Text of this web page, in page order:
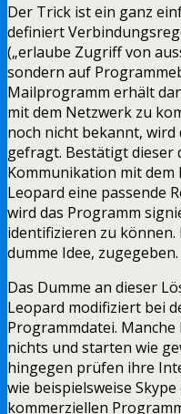
Der Trick ist ein ganz
definiert
(„erlaube Zugriff von
sondern auf
Mailprogramm erhält
mit dem Netzwerk zu
noch nicht bekannt,
gefragt. Bestätigt dieser
Kommunikation mit dem
Leopard eine passende
wird das Programm
identifizieren zu
dumme Idee, zugegeben.
Das Dumme an dieser
Leopard modifiziert bei
Programmdatei.
nichts und starten wie
hingegen prüfen ihre
wie beispielsweise
kommerziellen